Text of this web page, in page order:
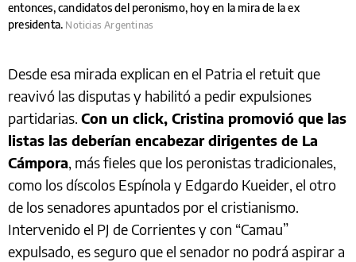
entonces, candidatos del peronismo, hoy en la mira de la ex
presidenta. Noticias Argentinas
Desde esa mirada explican en el Patria el retuit que
reavivó las disputas y habilitó a pedir expulsiones
partidarias. Con un click, Cristina promovió que las
listas las deberían encabezar dirigentes de La
Cámpora, más fieles que los peronistas tradicionales,
como los díscolos Espínola y Edgardo Kueider, el otro
de los senadores apuntados por el cristianismo.
Intervenido el PJ de Corrientes y con “Camau”
expulsado, es seguro que el senador no podrá aspirar a